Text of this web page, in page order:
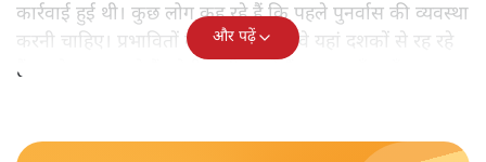
कार्रवाई हुई थी। कुछ लोग कह रहे हैं कि पहले पुनर्वास की व्यवस्था
करनी चाहिए। प्रभावितों का कहना है कि वे यहां दशकों से रह रहे
हैं, बच्चे स्कूल जाते हैं, खेती-बाड़ी करते हैं, अब कहाँ जाएँ।
और पढ़ें